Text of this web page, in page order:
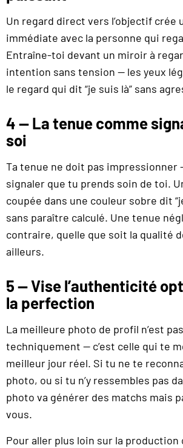
Un regard direct vers l’objectif crée
immédiate avec la personne qui
Entraîne-toi devant un miroir à
intention sans tension — les yeux
le regard qui dit “je suis là” sans
4 — La tenue comme
soi
Ta tenue ne doit pas impressionner
signaler que tu prends soin de toi.
coupée dans une couleur sobre dit
sans paraître calculé. Une tenue
contraire, quelle que soit la qualité
ailleurs.
5 — Vise l’authenticité
la perfection
La meilleure photo de profil n’est
techniquement — c’est celle qui te
meilleur jour réel. Si tu ne te
photo, ou si tu n’y ressembles pas
photo va générer des matchs mais
vous.
Pour aller plus loin sur la production